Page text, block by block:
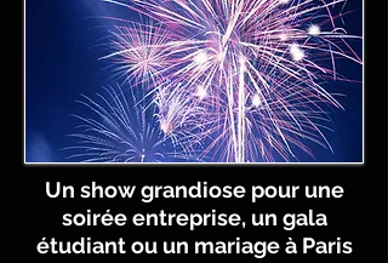
Un show grandiose pour une
soirée entreprise, un gala
étudiant ou un mariage à Paris